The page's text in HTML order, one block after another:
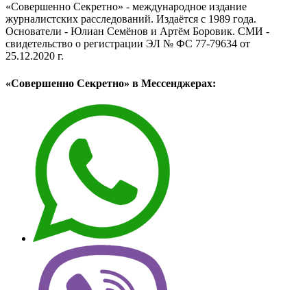
«Совершенно Секретно» - международное издание
журналистских расследований. Издаётся с 1989 года.
Основатели - Юлиан Семёнов и Артём Боровик. CМИ -
свидетельство о регистрации ЭЛ № ФС 77-79634 от
25.12.2020 г.
«Совершенно Секретно» в Мессенджерах: